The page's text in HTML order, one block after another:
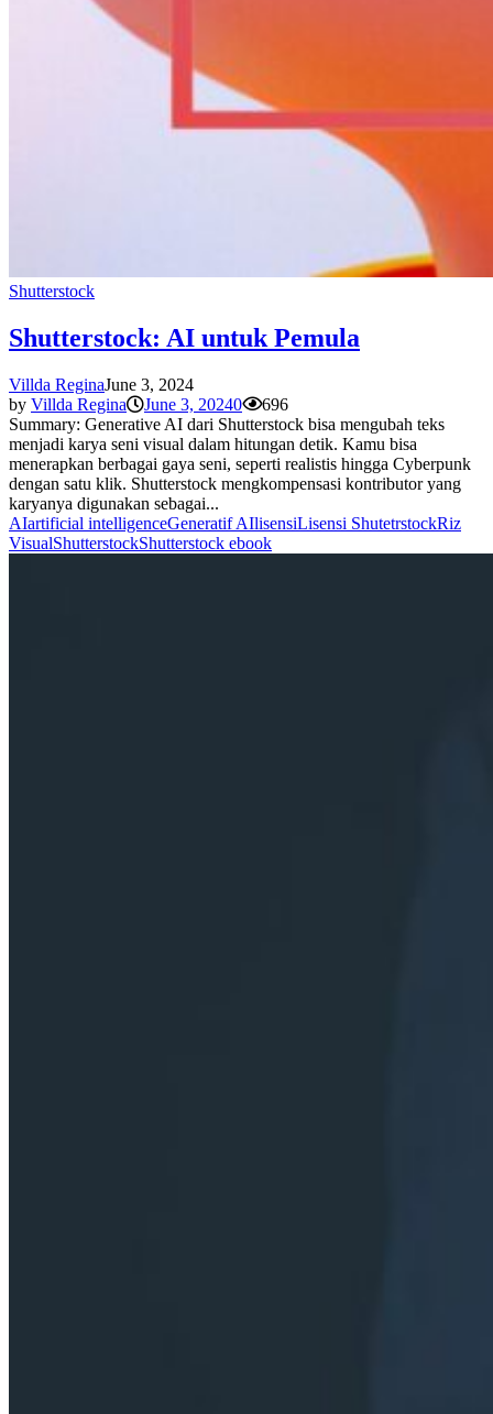
Shutterstock
Shutterstock: AI untuk Pemula
Villda ReginaJune 3, 2024
by Villda Regina June 3, 20240
696
Summary: Generative AI dari Shutterstock bisa mengubah teks
menjadi karya seni visual dalam hitungan detik. Kamu bisa
menerapkan berbagai gaya seni, seperti realistis hingga Cyberpunk
dengan satu klik. Shutterstock mengkompensasi kontributor yang
karyanya digunakan sebagai...
AIartificial intelligenceGeneratif AIlisensiLisensi ShutetrstockRiz
VisualShutterstockShutterstock ebook